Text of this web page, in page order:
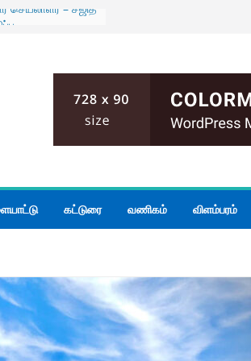
செயலாளர் – சஜித்
மக்களின்
புதிய
இந்திய
சந்திப்பு
கட்டுரை வணிகம் விளம்பரம்